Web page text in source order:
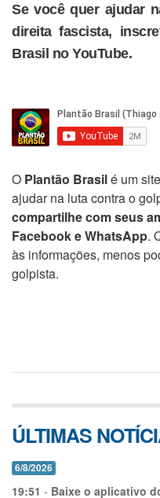
Se você quer ajudar
direita fascista,
Brasil no YouTube.
O Plantão Brasilé um
ajudar na luta contra o
compartilhe com seus
Facebook e WhatsApp.
às informações, menos
golpista.
ÚLTIMAS
6/8/2026
19:51 - Baixe o aplicativo